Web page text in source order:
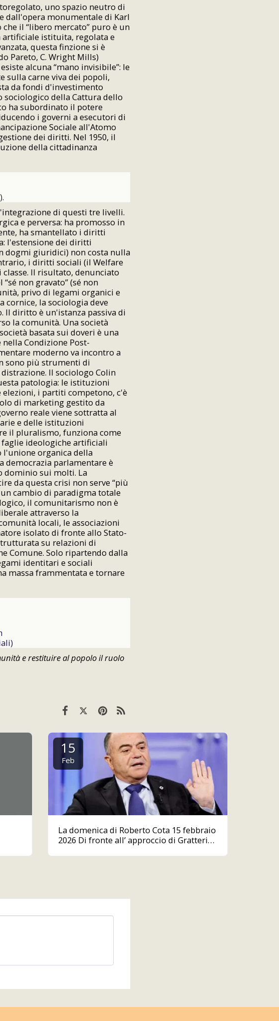
uno spazio neutro di
dall'opera monumentale di Karl
il “libero mercato” puro è un
istituita, regolata e
questa finzione si è
Pareto, C. Wright Mills)
alcuna “mano invisibile”: le
sulla carne viva dei popoli,
da fondi d'investimento
della Cattura dello
ha subordinato il potere
i governi a esecutori di
Sociale all'Atomo
dei diritti. Nel 1950, il
della cittadinanza
di questi tre livelli.
e perversa: ha promosso in
ha smantellato i diritti
l'estensione dei diritti
dogmi giuridici) non costa nulla
i diritti sociali (il Welfare
Il risultato, denunciato
non gravato” (sé non
privo di legami organici e
cornice, la sociologia deve
Il diritto è un'istanza passiva di
la comunità. Una società
basata sui doveri è una
Condizione Post-
moderno va incontro a
sono più strumenti di
Il sociologo Colin
patologia: le istituzioni
i partiti competono, c'è
di marketing gestito da
reale viene sottratta al
e delle istituzioni
il pluralismo, funziona come
ideologiche artificiali
l'unione organica della
democrazia parlamentare è
dominio sui molti. La
da questa crisi non serve “più
cambio di paradigma totale
il comunitarismo non è
attraverso la
locali, le associazioni
isolato di fronte allo Stato-
su relazioni di
Comune. Solo ripartendo dalla
identitari e sociali
massa frammentata e tornare
e restituire al popolo il ruolo
15
Feb
La domenica di Roberto Cota 15 febbraio
2026 Di fronte all’ approccio di Gratteri